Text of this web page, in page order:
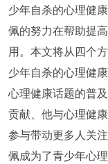
少年自杀的心理健
佩的努力在帮助提
用。本文将从四个
少年自杀的心理健
心理健康话题的普
贡献、他与心理健
参与带动更多人关
佩成为了青少年心